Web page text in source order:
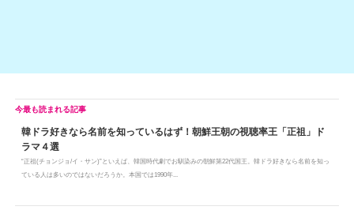
韓ドラ好きなら名前を知っているはず！朝鮮王朝の視聴率王「正祖」ド
ラマ４選
“正祖(チョンジョ/イ・サン)”といえば、韓国時代劇でお馴染みの朝鮮第22代国王。韓ドラ好きなら名前を知っ
ている人は多いのではないだろうか。本国では1990年...